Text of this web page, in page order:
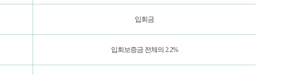
입회금
입회보증금 전체의 2.2%